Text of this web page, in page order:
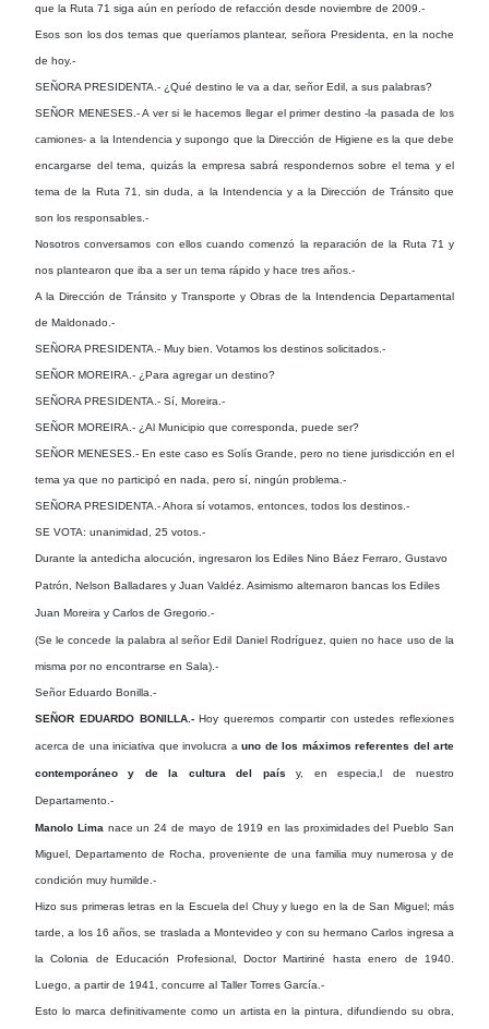
que la Ruta 71 siga aún en período de refacción desde noviembre de 2009.-
Esos son los dos temas que queríamos plantear, señora Presidenta, en la noche
de hoy.-
SEÑORA PRESIDENTA.- ¿Qué destino le va a dar, señor Edil, a sus palabras?
SEÑOR MENESES.- A ver si le hacemos llegar el primer destino -la pasada de los
camiones- a la Intendencia y supongo que la Dirección de Higiene es la que debe
encargarse del tema, quizás la empresa sabrá respondernos sobre el tema y el
tema de la Ruta 71, sin duda, a la Intendencia y a la Dirección de Tránsito que
son los responsables.-
Nosotros conversamos con ellos cuando comenzó la reparación de la Ruta 71 y
nos plantearon que iba a ser un tema rápido y hace tres años.-
A la Dirección de Tránsito y Transporte y Obras de la Intendencia Departamental
de Maldonado.-
SEÑORA PRESIDENTA.- Muy bien. Votamos los destinos solicitados.-
SEÑOR MOREIRA.- ¿Para agregar un destino?
SEÑORA PRESIDENTA.- Sí, Moreira.-
SEÑOR MOREIRA.- ¿Al Municipio que corresponda, puede ser?
SEÑOR MENESES.- En este caso es Solís Grande, pero no tiene jurisdicción en el
tema ya que no participó en nada, pero sí, ningún problema.-
SEÑORA PRESIDENTA.- Ahora sí votamos, entonces, todos los destinos.-
SE VOTA: unanimidad, 25 votos.-
Durante la antedicha alocución, ingresaron los Ediles Nino Báez Ferraro, Gustavo
Patrón, Nelson Balladares y Juan Valdéz. Asimismo alternaron bancas los Ediles
Juan Moreira y Carlos de Gregorio.-
(Se le concede la palabra al señor Edil Daniel Rodríguez, quien no hace uso de la
misma por no encontrarse en Sala).-
Señor Eduardo Bonilla.-
SEÑOR EDUARDO BONILLA.-Hoy queremos compartir con ustedes reflexiones
acerca de una iniciativa que involucra auno de los máximos referentes del arte
contemporáneo y de la cultura del país y, en especia,l de nuestro
Departamento.-
Manolo Lima nace un 24 de mayo de 1919 en las proximidades del Pueblo San
Miguel, Departamento de Rocha, proveniente de una familia muy numerosa y de
condición muy humilde.-
Hizo sus primeras letras en la Escuela del Chuy y luego en la de San Miguel; más
tarde, a los 16 años, se traslada a Montevideo y con su hermano Carlos ingresa a
la Colonia de Educación Profesional, Doctor Martiriné hasta enero de 1940.
Luego, a partir de 1941, concurre al Taller Torres García.-
Esto lo marca definitivamente como un artista en la pintura, difundiendo su obra,